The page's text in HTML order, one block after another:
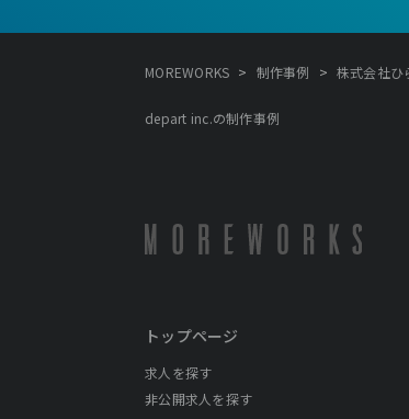
MOREWORKS > 制作事例 > 株式会社ひ
depart inc.の制作事例
トップページ
求人を探す
非公開求人を探す